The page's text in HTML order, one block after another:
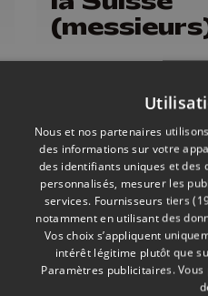
Nous et nos partenaires
des informations sur votre
des identifiants uniques et des
personnalisés, mesurer les
services. Fournisseurs tiers
notamment en utilisant des
Vos choix s’appliquent
intérêt légitime plutôt que
Paramètres publicitaires.